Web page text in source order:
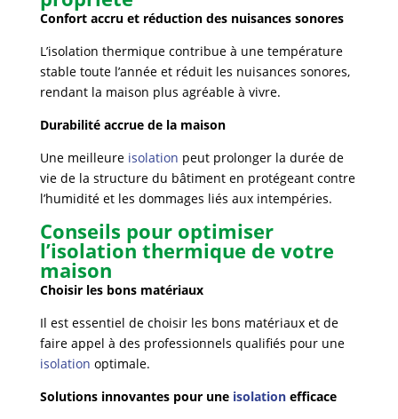
Confort accru et réduction des nuisances sonores
L’isolation thermique contribue à une température
stable toute l’année et réduit les nuisances sonores,
rendant la maison plus agréable à vivre.
Durabilité accrue de la maison
Une meilleure isolation peut prolonger la durée de
vie de la structure du bâtiment en protégeant contre
l’humidité et les dommages liés aux intempéries.
Conseils pour optimiser
l’isolation thermique de votre
maison
Choisir les bons matériaux
Il est essentiel de choisir les bons matériaux et de
faire appel à des professionnels qualifiés pour une
isolation optimale.
Solutions innovantes pour une isolationefficace